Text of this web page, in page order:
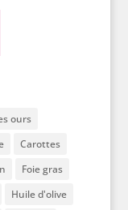
ours
Carottes
Foie gras
Huile d'olive